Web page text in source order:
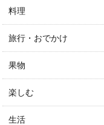
料理
旅行・おでかけ
果物
楽しむ
生活